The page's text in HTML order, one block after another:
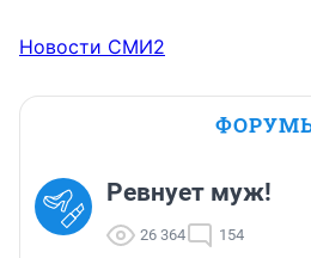
Новости СМИ2
Ревнует муж!
26 364 154